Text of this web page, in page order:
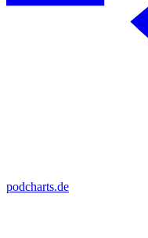
podcharts.de